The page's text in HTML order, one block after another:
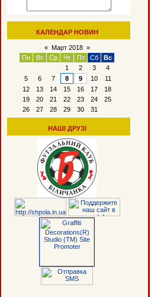
КАЛЕНДАР НОВИН
« Март 2018 »
Пн
Вт Ср Чт Пт Сб
Вс
1
2 3
4
5
6 7 8 9 10
11
12
13 14 15 16 17
18
19
20 21 22 23 24
25
26
27 28 29 30 31
НАШІ ДРУЗІ